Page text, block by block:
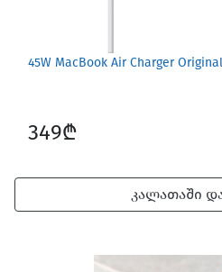
45W MacBook Air Charger
349₾
კალათაში